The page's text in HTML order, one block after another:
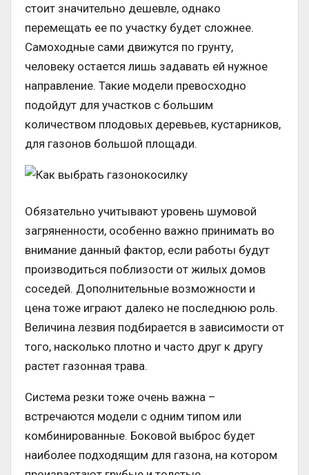
стоит значительно дешевле, однако
перемещать ее по участку будет сложнее.
Самоходные сами движутся по грунту,
человеку остается лишь задавать ей нужное
направление. Такие модели превосходно
подойдут для участков с большим
количеством плодовых деревьев, кустарников,
для газонов большой площади.
Обязательно учитывают уровень шумовой
загряненности, особенно важно принимать во
внимание данный фактор, если работы будут
производиться поблизости от жилых домов
соседей. Дополнительные возможности и
цена тоже играют далеко не последнюю роль.
Величина лезвия подбирается в зависимости от
того, насколько плотно и часто друг к другу
растет газонная трава.
Система резки тоже очень важна –
встречаются модели с одним типом или
комбинированные. Боковой выброс будет
наиболее подходящим для газона, на котором